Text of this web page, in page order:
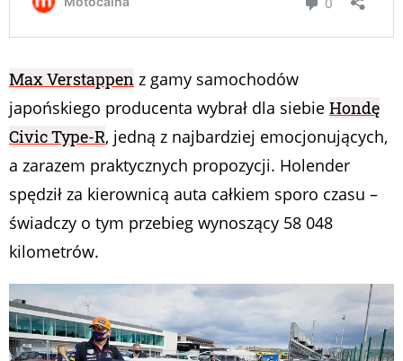
Max Verstappen z gamy samochodów
japońskiego producenta wybrał dla siebie Hondę
Civic Type-R, jedną z najbardziej emocjonujących,
a zarazem praktycznych propozycji. Holender
spędził za kierownicą auta całkiem sporo czasu –
świadczy o tym przebieg wynoszący 58 048
kilometrów.